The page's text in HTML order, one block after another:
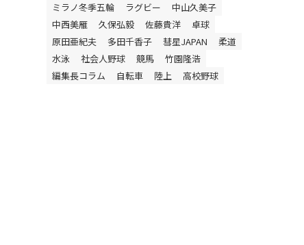
ミラノ冬季五輪 ラグビー
中山久美子
中西美雁
久保弘毅 佐藤貴洋
卓球
原田亜紀夫
多田千香子 彗星JAPAN
柔道
水泳
社会人野球 競馬
竹園隆浩
編集長コラム
自転車 陸上 高校野球